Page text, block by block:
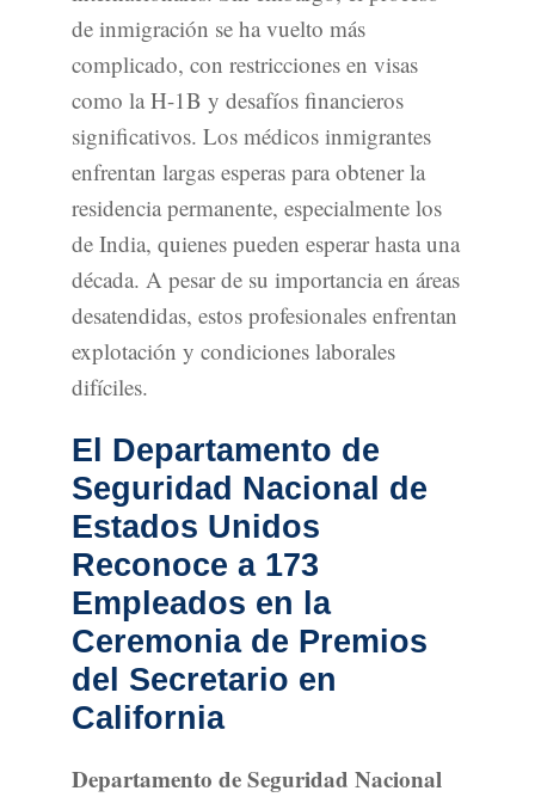
de inmigración se ha vuelto más
complicado, con restricciones en visas
como la H-1B y desafíos financieros
significativos. Los médicos inmigrantes
enfrentan largas esperas para obtener la
residencia permanente, especialmente los
de India, quienes pueden esperar hasta una
década. A pesar de su importancia en áreas
desatendidas, estos profesionales enfrentan
explotación y condiciones laborales
difíciles.
El Departamento de
Seguridad Nacional de
Estados Unidos
Reconoce a 173
Empleados en la
Ceremonia de Premios
del Secretario en
California
Departamento de Seguridad Nacional